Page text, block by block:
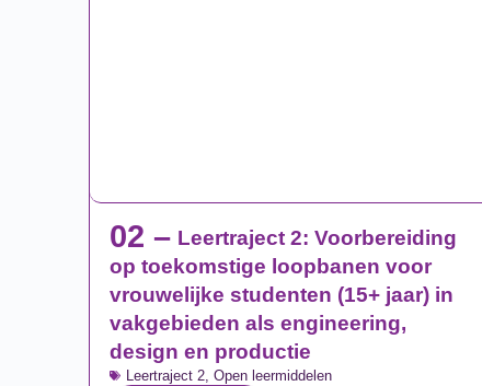
02 – Leertraject 2: Voorbereiding
op toekomstige loopbanen voor
vrouwelijke studenten (15+ jaar) in
vakgebieden als engineering,
design en productie
Leertraject 2,Open leermiddelen